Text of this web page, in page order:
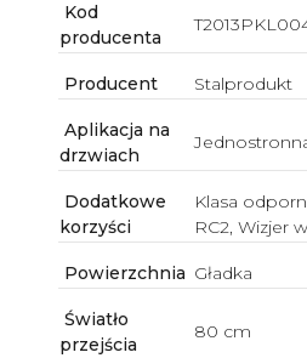
Kod
producenta
Producent Stalprodukt
Aplikacja na
drzwiach
Dodatkowe
korzyści
Klasa
RC2, Wizjer
Powierzchnia Gładka
Światło
przejścia
80 cm